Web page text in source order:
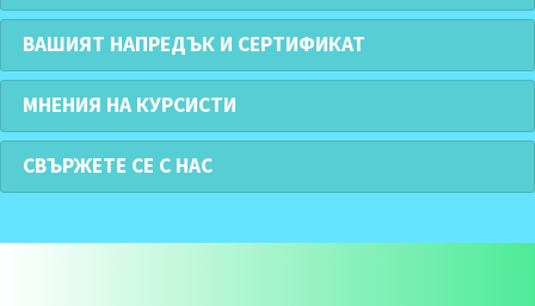
ВАШИЯТ НАПРЕДЪК И СЕРТИФИКАТ
МНЕНИЯ НА КУРСИСТИ
СВЪРЖЕТЕ СЕ С НАС